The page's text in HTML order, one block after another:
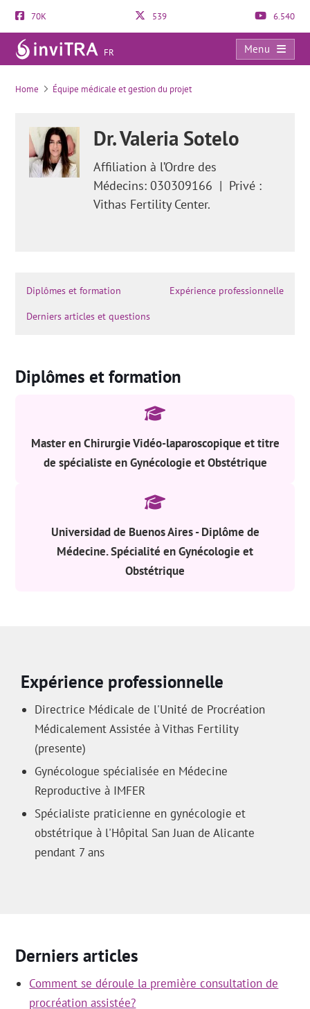
70K 539 6.540
FR
Menu
En quoi consiste le bilan de stérilité masculin?
Home Équipe médicale et gestion du projet
Dr. Valeria Sotelo
Affiliation à l’Ordre des
Médecins: 030309166 | Privé :
Vithas Fertility Center.
Diplômes et formation Expérience professionnelle
Derniers articles et questions
Diplômes et formation
Master en Chirurgie Vidéo-laparoscopique et titre
de spécialiste en Gynécologie et Obstétrique
Universidad de Buenos Aires - Diplôme de
Médecine. Spécialité en Gynécologie et
Obstétrique
Expérience professionnelle
Directrice Médicale de l'Unité de Procréation
Médicalement Assistée à Vithas Fertility
(presente)
Gynécologue spécialisée en Médecine
Reproductive à IMFER
Spécialiste praticienne en gynécologie et
obstétrique à l'Hôpital San Juan de Alicante
pendant 7 ans
Derniers articles
Comment se déroule la première consultation de
procréation assistée?